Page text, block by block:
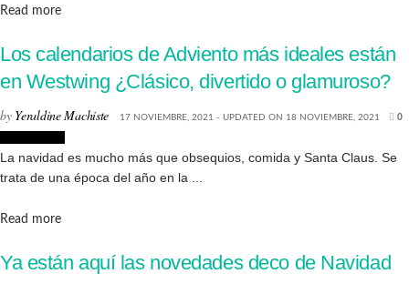
Read moreDetails
Los calendarios de Adviento más ideales están
en Westwing ¿Clásico, divertido o glamuroso?
by Yeraldine Machiste 17 NOVIEMBRE, 2021 - UPDATED ON 18 NOVIEMBRE, 2021 0
La navidad es mucho más que obsequios, comida y Santa Claus. Se
trata de una época del año en la ...
Read moreDetails
Ya están aquí las novedades deco de Navidad